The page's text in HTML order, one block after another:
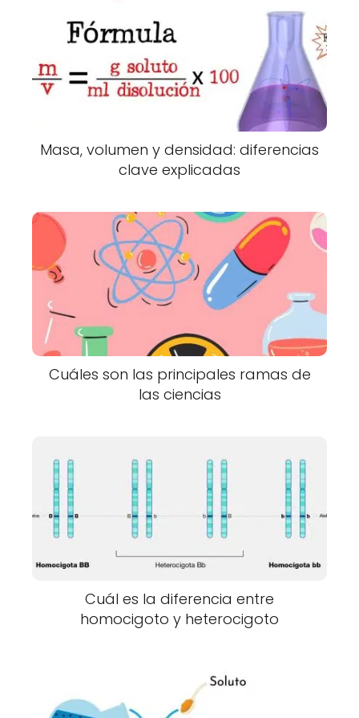
Masa, volumen y densidad: diferencias
clave explicadas
Cuáles son las principales ramas de
las ciencias
Cuál es la diferencia entre
homocigoto y heterocigoto